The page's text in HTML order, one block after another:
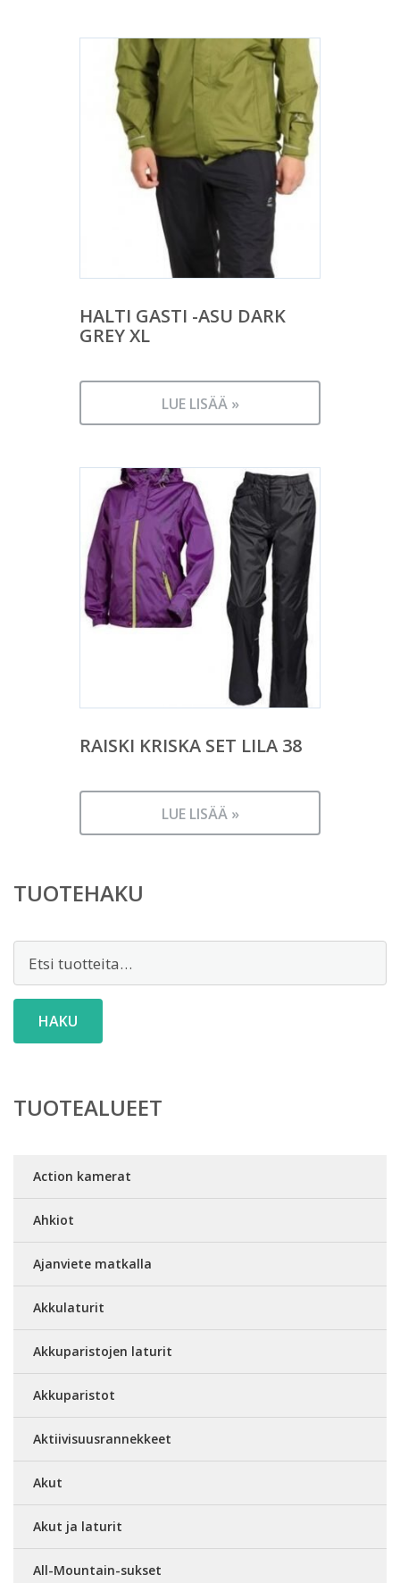
HALTI GASTI -ASU DARK
GREY XL
LUE LISÄÄ »
RAISKI KRISKA SET LILA 38
LUE LISÄÄ »
TUOTEHAKU
HAKU
TUOTEALUEET
Action kamerat
Ahkiot
Ajanviete matkalla
Akkulaturit
Akkuparistojen laturit
Akkuparistot
Aktiivisuusrannekkeet
Akut
Akut ja laturit
All-Mountain-sukset